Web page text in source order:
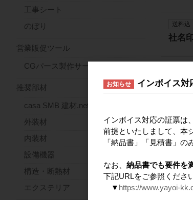
送料込
社名
おす
casa 手
工事シート
のぼり
営業販促ツール
CGパース製作サービス
推奨部材
casa SMB 建材.net
外装材
内装材
設備機器
構造・断熱材
エクステリア
お知らせ インボイス対
インボイス対応の証票は
前提といたしまして、本
「納品書」「見積書」
なお、 納品書でも要件を
下記URLをご参照ください
▼ https://www.yayoi-